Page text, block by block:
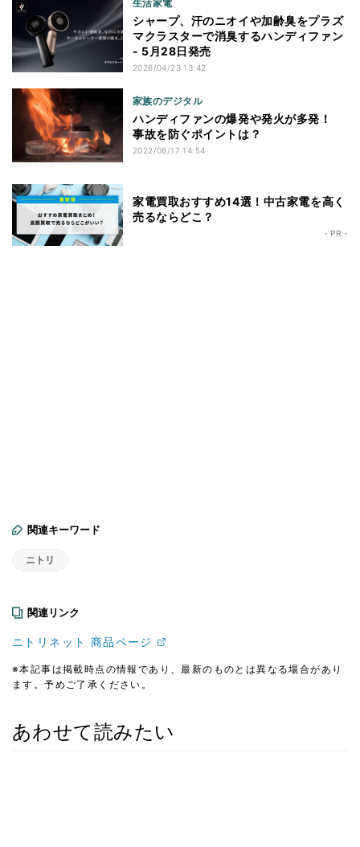
生活家電
シャープ、汗のニオイや加齢臭をプラズ
マクラスターで消臭するハンディファン
- 5月28日発売
2026/04/23 13:42
家族のデジタル
ハンディファンの爆発や発火が多発！
事故を防ぐポイントは？
2022/08/17 14:54
家電買取おすすめ14選！中古家電を高く
売るならどこ？
- PR -
関連キーワード
ニトリ
関連リンク
ニトリネット 商品ページ
※本記事は掲載時点の情報であり、最新のものとは異なる場合があり
ます。予めご了承ください。
あわせて読みたい